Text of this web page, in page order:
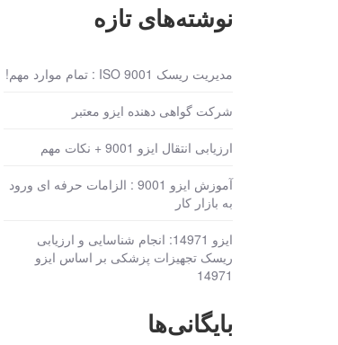
نوشته‌های تازه
مدیریت ریسک ISO 9001 : تمام موارد مهم!
شرکت گواهی دهنده ایزو معتبر
ارزیابی انتقال ایزو 9001 + نکات مهم
آموزش ایزو 9001 : الزامات حرفه ای ورود
به بازار کار
ایزو 14971: انجام شناسایی و ارزیابی
ریسک تجهیزات پزشکی بر اساس ایزو
14971
بایگانی‌ها